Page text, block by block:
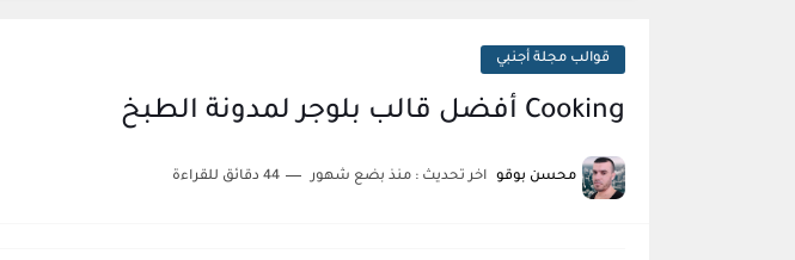
Magazin قالب بلوجر فريد متكامل وجذاب
قوالب مجلة أجنبي
Cooking أفضل قالب بلوجر لمدونة الطبخ
محسن بوقو اخر تحديث : منذ بضع شهور 44 دقائق للقراءة